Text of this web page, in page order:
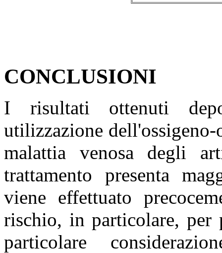
CONCLUSIONI
I risultati ottenuti
utilizzazione
malattia venosa degli
trattamento presenta
viene effettuato
rischio, in particolare, per
particolare